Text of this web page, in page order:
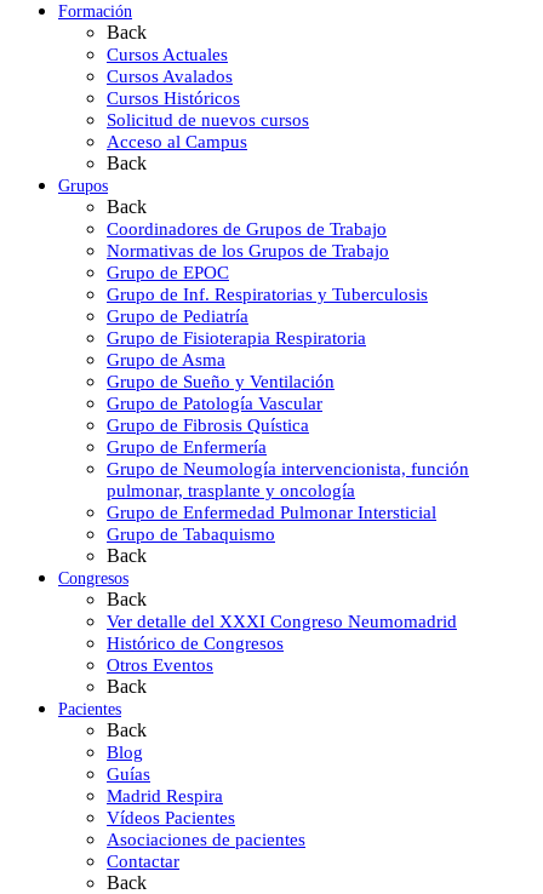
Formación
Back
Cursos Actuales
Cursos Avalados
Cursos Históricos
Solicitud de nuevos cursos
Acceso al Campus
Back
Grupos
Back
Coordinadores de Grupos de Trabajo
Normativas de los Grupos de Trabajo
Grupo de EPOC
Grupo de Inf. Respiratorias y Tuberculosis
Grupo de Pediatría
Grupo de Fisioterapia Respiratoria
Grupo de Asma
Grupo de Sueño y Ventilación
Grupo de Patología Vascular
Grupo de Fibrosis Quística
Grupo de Enfermería
Grupo de Neumología intervencionista, función
pulmonar, trasplante y oncología
Grupo de Enfermedad Pulmonar Intersticial
Grupo de Tabaquismo
Back
Congresos
Back
Ver detalle del XXXI Congreso Neumomadrid
Histórico de Congresos
Otros Eventos
Back
Pacientes
Back
Blog
Guías
Madrid Respira
Vídeos Pacientes
Asociaciones de pacientes
Contactar
Back